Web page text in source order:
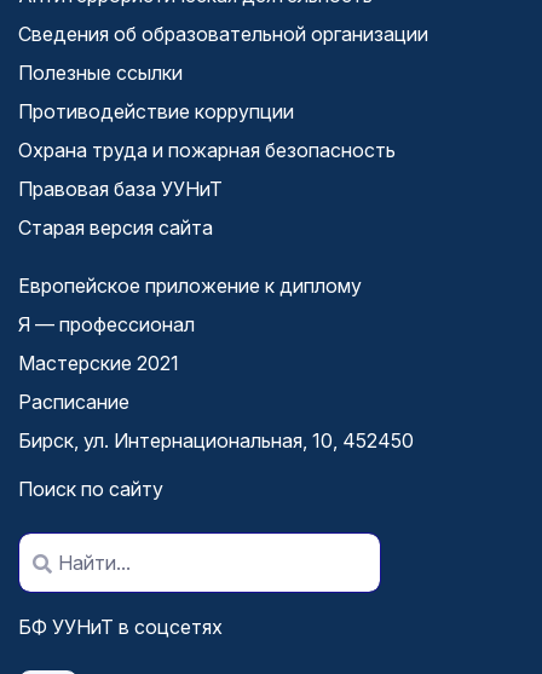
Сведения об образовательной организации
Полезные ссылки
Противодействие коррупции
Охрана труда и пожарная безопасность
Правовая база УУНиТ
Старая версия сайта
Европейское приложение к диплому
Я — профессионал
Мастерские 2021
Расписание
Бирск, ул. Интернациональная, 10, 452450
Поиск по сайту
БФ УУНиТ в соцсетях